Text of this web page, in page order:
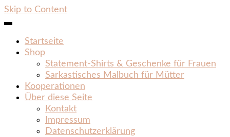
Skip to Content
Startseite
Shop
Statement‑Shirts & Geschenke für Frauen
Sarkastisches Malbuch für Mütter
Kooperationen
Über diese Seite
Kontakt
Impressum
Datenschutzerklärung